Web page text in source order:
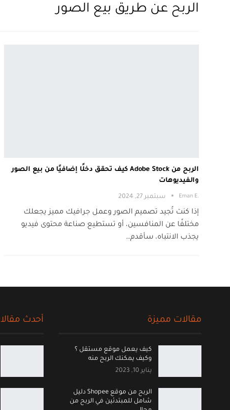
الربح عن طريق بيع الصور
الربح من Adobe Stock كيف تحقق دخلًا إضافيًا من بيع الصور
والفيديوهات
.Eman E سبتمبر 27, 2024
إذا كنت تُجيد تصميم الصور وعمل جرافيك مميز يجعلك
مختلفًا عن المنافسين، أو تستطيع صناعة محتوى فيديو
يجذب الانتباه، سأقدم…
مقالات مميزة
كيف يعمل موقع مستقل ؟
وكيف يمكنك الربح منه
يناير 10, 2023
الربح من موقع Shopee دليل
شامل للمبتدئين في الربح من
أحدث